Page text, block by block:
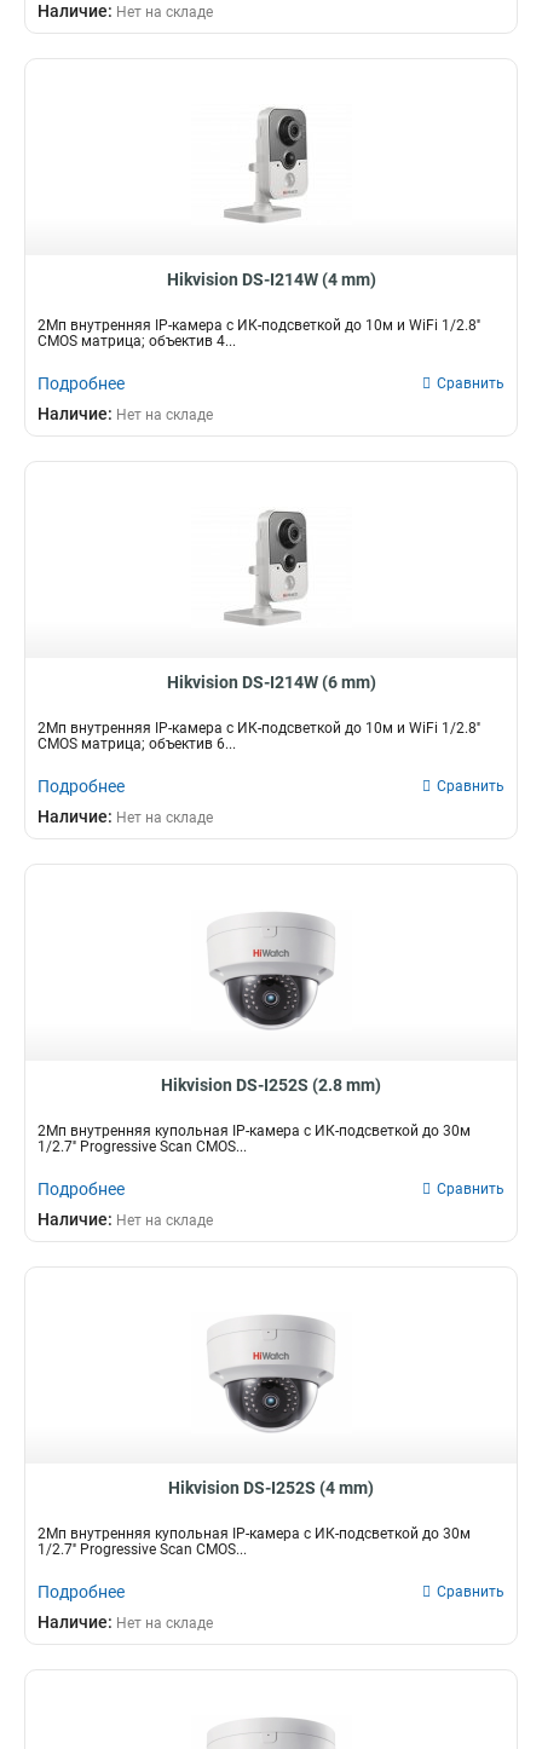
Наличие: Нет на складе
Hikvision DS-I214W (4 mm)
2Мп внутренняя IP-камера c ИК-подсветкой до 10м и WiFi 1/2.8''
CMOS матрица; объектив 4...
Подробнее Сравнить
Наличие: Нет на складе
Hikvision DS-I214W (6 mm)
2Мп внутренняя IP-камера c ИК-подсветкой до 10м и WiFi 1/2.8''
CMOS матрица; объектив 6...
Подробнее Сравнить
Наличие: Нет на складе
Hikvision DS-I252S (2.8 mm)
2Мп внутренняя купольная IP-камера с ИК-подсветкой до 30м
1/2.7'' Progressive Scan CMOS...
Подробнее Сравнить
Наличие: Нет на складе
Hikvision DS-I252S (4 mm)
2Мп внутренняя купольная IP-камера с ИК-подсветкой до 30м
1/2.7'' Progressive Scan CMOS...
Подробнее Сравнить
Наличие: Нет на складе